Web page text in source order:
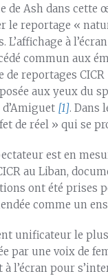
de Ash dans cette
le reportage «
L’affichage à
commun aux
de reportages CICR
aux yeux du
[1]. Dans
de réel » qui se
est en
au Liban,
ont été prises
comme un
unificateur le
par une voix de
à l’écran pour